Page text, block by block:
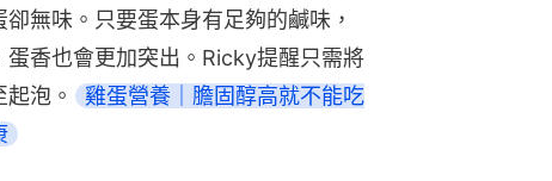
無味。只要蛋本身有足夠的鹹味，
香也會更加突出。Ricky提醒只需將
泡。
雞蛋營養｜膽固醇高就不能吃